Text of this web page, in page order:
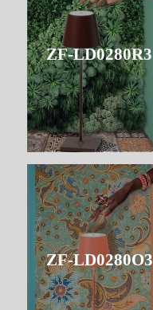
ZF-LD0280R3
ZF-LD0280O3